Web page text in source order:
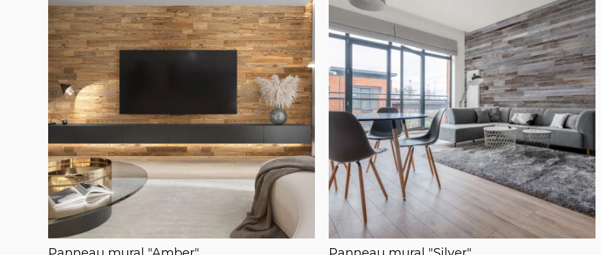
Panneau mural "Amber" Panneau mural "Silver"